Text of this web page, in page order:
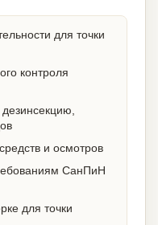
для точки
контроля
и осмотров
СанПиН
для точки